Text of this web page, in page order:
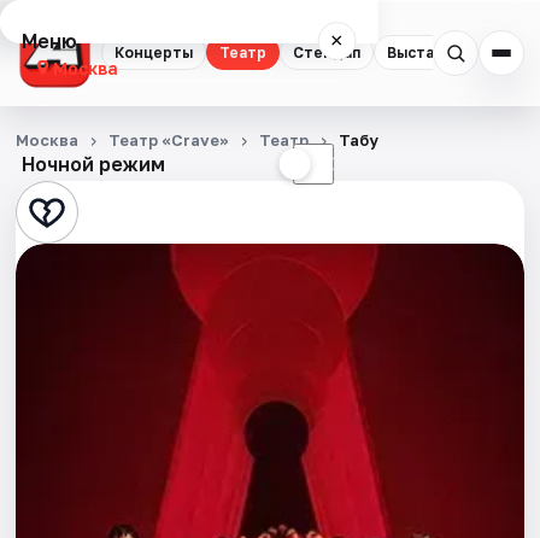
Концерты Театр Стендап Выставки
Меню ×
Москва
Концерты
Театр
Стендап
Ночной режим ☾
Москва Театр «Crave» Театр Табу